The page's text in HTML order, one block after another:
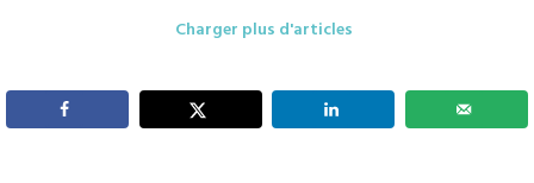
Charger plus d'articles